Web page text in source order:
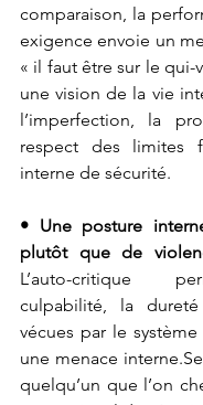
comparaison, la
exigence envoie un
« il faut être sur le qui-
une vision de la vie
l’imperfection, la
respect des limites
interne de sécurité.
• Une posture
L’auto-critique
culpabilité, la
vécues par le
une menace interne.Se
quelqu’un que l’on